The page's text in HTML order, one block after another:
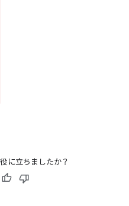
に立ちましたか？